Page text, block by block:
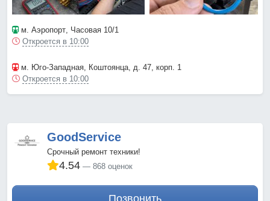
м. Аэропорт, Часовая 10/1
Откроется в 10:00
м. Юго-Западная, Коштоянца, д. 47, корп. 1
Откроется в 10:00
GoodService
Срочный ремонт техники!
4.54 868 оценок